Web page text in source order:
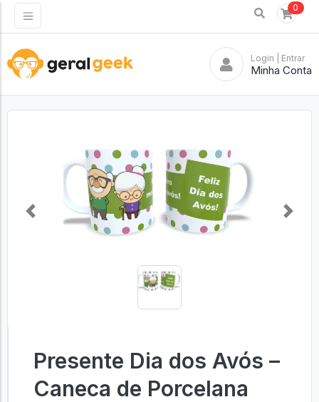
0
Login | Entrar
Minha Conta
Previous Next
Presente Dia dos Avós –
Caneca de Porcelana